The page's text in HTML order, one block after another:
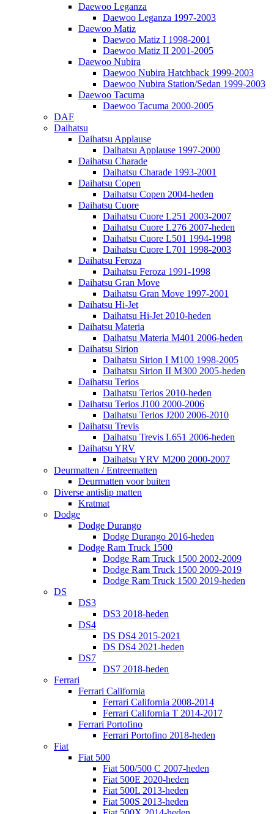
Daewoo Leganza
Daewoo Leganza 1997-2003
Daewoo Matiz
Daewoo Matiz I 1998-2001
Daewoo Matiz II 2001-2005
Daewoo Nubira
Daewoo Nubira Hatchback 1999-2003
Daewoo Nubira Station/Sedan 1999-2003
Daewoo Tacuma
Daewoo Tacuma 2000-2005
DAF
Daihatsu
Daihatsu Applause
Daihatsu Applause 1997-2000
Daihatsu Charade
Daihatsu Charade 1993-2001
Daihatsu Copen
Daihatsu Copen 2004-heden
Daihatsu Cuore
Daihatsu Cuore L251 2003-2007
Daihatsu Cuore L276 2007-heden
Daihatsu Cuore L501 1994-1998
Daihatsu Cuore L701 1998-2003
Daihatsu Feroza
Daihatsu Feroza 1991-1998
Daihatsu Gran Move
Daihatsu Gran Move 1997-2001
Daihatsu Hi-Jet
Daihatsu Hi-Jet 2010-heden
Daihatsu Materia
Daihatsu Materia M401 2006-heden
Daihatsu Sirion
Daihatsu Sirion I M100 1998-2005
Daihatsu Sirion II M300 2005-heden
Daihatsu Terios
Daihatsu Terios 2010-heden
Daihatsu Terios J100 2000-2006
Daihatsu Terios J200 2006-2010
Daihatsu Trevis
Daihatsu Trevis L651 2006-heden
Daihatsu YRV
Daihatsu YRV M200 2000-2007
Deurmatten / Entreematten
Deurmatten voor buiten
Diverse antislip matten
Kratmat
Dodge
Dodge Durango
Dodge Durango 2016-heden
Dodge Ram Truck 1500
Dodge Ram Truck 1500 2002-2009
Dodge Ram Truck 1500 2009-2019
Dodge Ram Truck 1500 2019-heden
DS
DS3
DS3 2018-heden
DS4
DS DS4 2015-2021
DS DS4 2021-heden
DS7
DS7 2018-heden
Ferrari
Ferrari California
Ferrari California 2008-2014
Ferrari California T 2014-2017
Ferrari Portofino
Ferrari Portofino 2018-heden
Fiat
Fiat 500
Fiat 500/500 C 2007-heden
Fiat 500E 2020-heden
Fiat 500L 2013-heden
Fiat 500S 2013-heden